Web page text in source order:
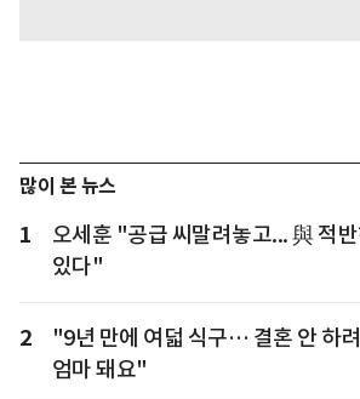
많이 본 뉴스
1
오세훈 "공급 씨말려놓고... 與 적
있다"
2
"9년 만에 여덟 식구… 결혼 안 하
엄마 돼요"